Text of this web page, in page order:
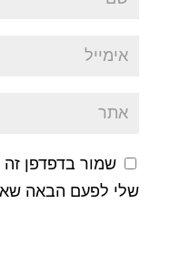
שמור בדפדפן
שלי לפעם הבאה